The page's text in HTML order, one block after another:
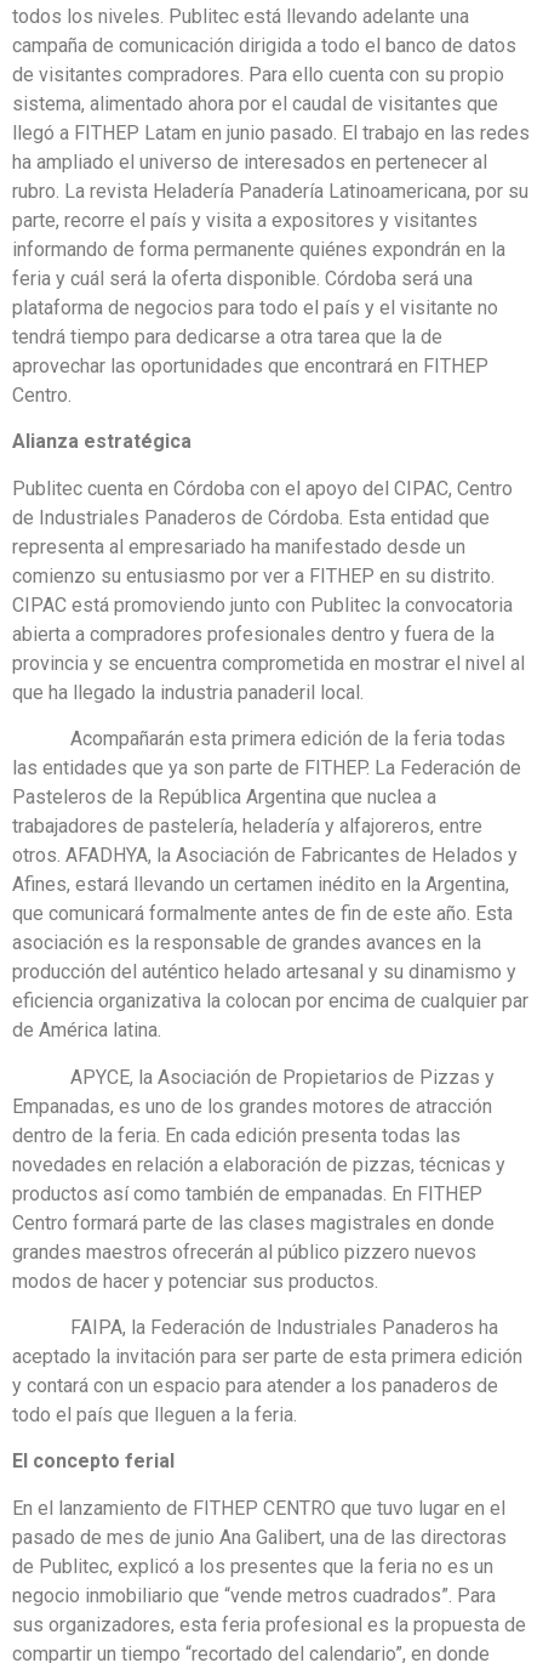
todos los niveles. Publitec está llevando adelante una
campaña de comunicación dirigida a todo el banco de datos
de visitantes compradores. Para ello cuenta con su propio
sistema, alimentado ahora por el caudal de visitantes que
llegó a FITHEP Latam en junio pasado. El trabajo en las redes
ha ampliado el universo de interesados en pertenecer al
rubro. La revista Heladería Panadería Latinoamericana, por su
parte, recorre el país y visita a expositores y visitantes
informando de forma permanente quiénes expondrán en la
feria y cuál será la oferta disponible. Córdoba será una
plataforma de negocios para todo el país y el visitante no
tendrá tiempo para dedicarse a otra tarea que la de
aprovechar las oportunidades que encontrará en FITHEP
Centro.
Alianza estratégica
Publitec cuenta en Córdoba con el apoyo del CIPAC, Centro
de Industriales Panaderos de Córdoba. Esta entidad que
representa al empresariado ha manifestado desde un
comienzo su entusiasmo por ver a FITHEP en su distrito.
CIPAC está promoviendo junto con Publitec la convocatoria
abierta a compradores profesionales dentro y fuera de la
provincia y se encuentra comprometida en mostrar el nivel al
que ha llegado la industria panaderil local.
Acompañarán esta primera edición de la feria todas
las entidades que ya son parte de FITHEP. La Federación de
Pasteleros de la República Argentina que nuclea a
trabajadores de pastelería, heladería y alfajoreros, entre
otros. AFADHYA, la Asociación de Fabricantes de Helados y
Afines, estará llevando un certamen inédito en la Argentina,
que comunicará formalmente antes de fin de este año. Esta
asociación es la responsable de grandes avances en la
producción del auténtico helado artesanal y su dinamismo y
eficiencia organizativa la colocan por encima de cualquier par
de América latina.
APYCE, la Asociación de Propietarios de Pizzas y
Empanadas, es uno de los grandes motores de atracción
dentro de la feria. En cada edición presenta todas las
novedades en relación a elaboración de pizzas, técnicas y
productos así como también de empanadas. En FITHEP
Centro formará parte de las clases magistrales en donde
grandes maestros ofrecerán al público pizzero nuevos
modos de hacer y potenciar sus productos.
FAIPA, la Federación de Industriales Panaderos ha
aceptado la invitación para ser parte de esta primera edición
y contará con un espacio para atender a los panaderos de
todo el país que lleguen a la feria.
El concepto ferial
En el lanzamiento de FITHEP CENTRO que tuvo lugar en el
pasado de mes de junio Ana Galibert, una de las directoras
de Publitec, explicó a los presentes que la feria no es un
negocio inmobiliario que “vende metros cuadrados”. Para
sus organizadores, esta feria profesional es la propuesta de
compartir un tiempo “recortado del calendario”, en donde